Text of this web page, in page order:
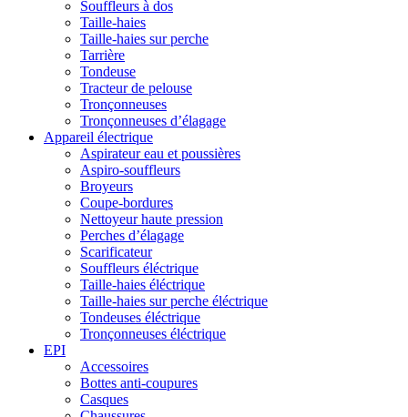
Souffleurs à dos
Taille-haies
Taille-haies sur perche
Tarrière
Tondeuse
Tracteur de pelouse
Tronçonneuses
Tronçonneuses d’élagage
Appareil électrique
Aspirateur eau et poussières
Aspiro-souffleurs
Broyeurs
Coupe-bordures
Nettoyeur haute pression
Perches d’élagage
Scarificateur
Souffleurs éléctrique
Taille-haies éléctrique
Taille-haies sur perche éléctrique
Tondeuses éléctrique
Tronçonneuses éléctrique
EPI
Accessoires
Bottes anti-coupures
Casques